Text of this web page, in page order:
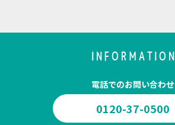
INFORMATION
電話でのお問い合わせ
0120-37-0500